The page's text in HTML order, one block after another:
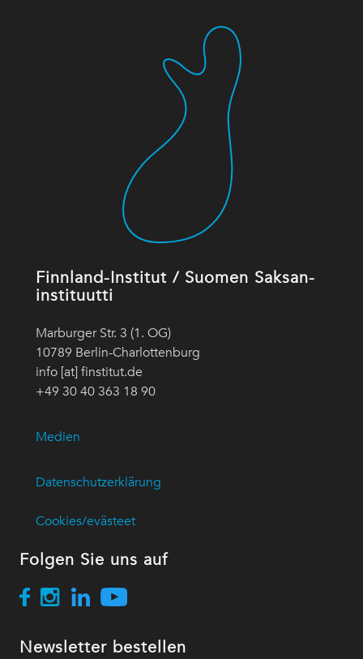
Finnland-Institut / Suomen Saksan-
instituutti
Marburger Str. 3 (1. OG)
10789 Berlin-Charlottenburg
info [at] finstitut.de
+49 30 40 363 18 90
Medien
Datenschutzerklärung
Cookies/evästeet
Folgen Sie uns auf
Newsletter bestellen